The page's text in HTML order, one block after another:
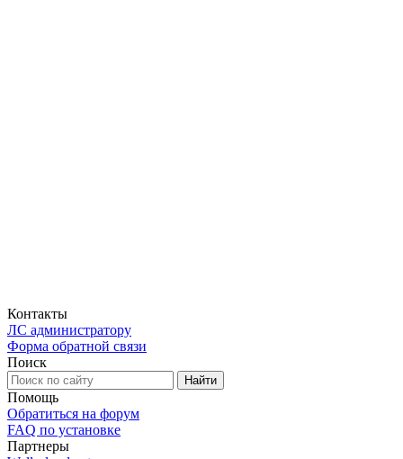
Контакты
ЛС администратору
Форма обратной связи
Поиск
Помощь
Обратиться на форум
FAQ по установке
Партнеры